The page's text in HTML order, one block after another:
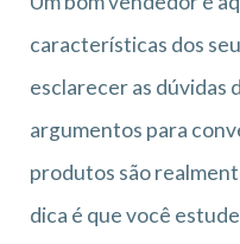
características dos
esclarecer as dúvidas
argumentos para
produtos são
dica é que você